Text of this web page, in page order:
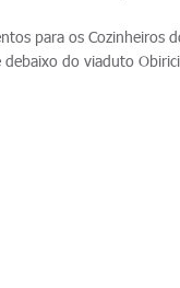
para os Cozinheiros
do viaduto